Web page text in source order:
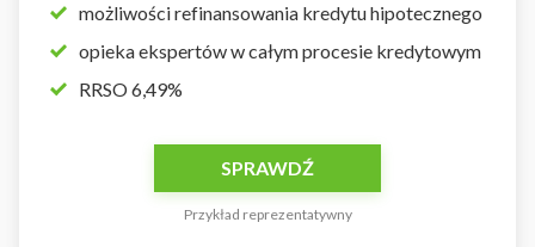
możliwości refinansowania kredytu hipotecznego
opieka ekspertów w całym procesie kredytowym
RRSO 6,49%
SPRAWDŹ
Przykład reprezentatywny